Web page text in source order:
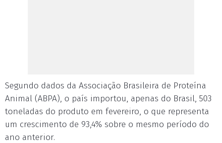
Segundo dados da Associação Brasileira de Proteína
Animal (ABPA), o país importou, apenas do Brasil, 503
toneladas do produto em fevereiro, o que representa
um crescimento de 93,4% sobre o mesmo período do
ano anterior.